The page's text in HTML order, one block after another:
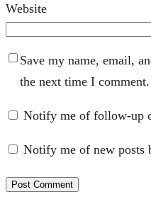
Website
Save my name, email,
the next time I comment.
Notify me of follow-up
Notify me of new posts